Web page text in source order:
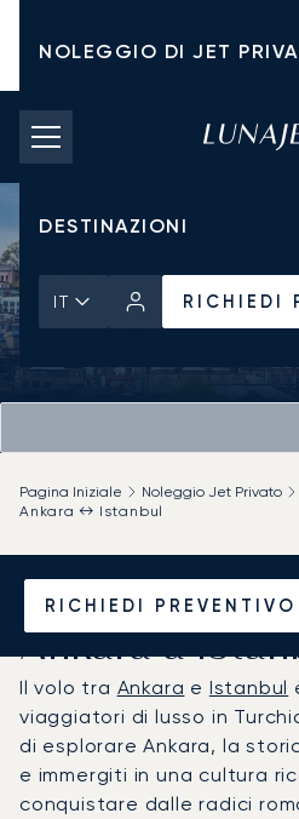
NOLEGGIO DI JET
TARIFFE DI NOLEGGIO
JET PRIVATI
DESTINAZIONI
IT RICHIEDI
RICHIEDI PREVENTIVO
Pagina Iniziale Noleggio Jet Privato
Ankara ↔ Istanbul
Noleggia un
Ankara a
Il volo tra Ankara e Istanbul
viaggiatori di lusso in
di esplorare Ankara, la
e immergiti in una cultura
conquistare dalle radici